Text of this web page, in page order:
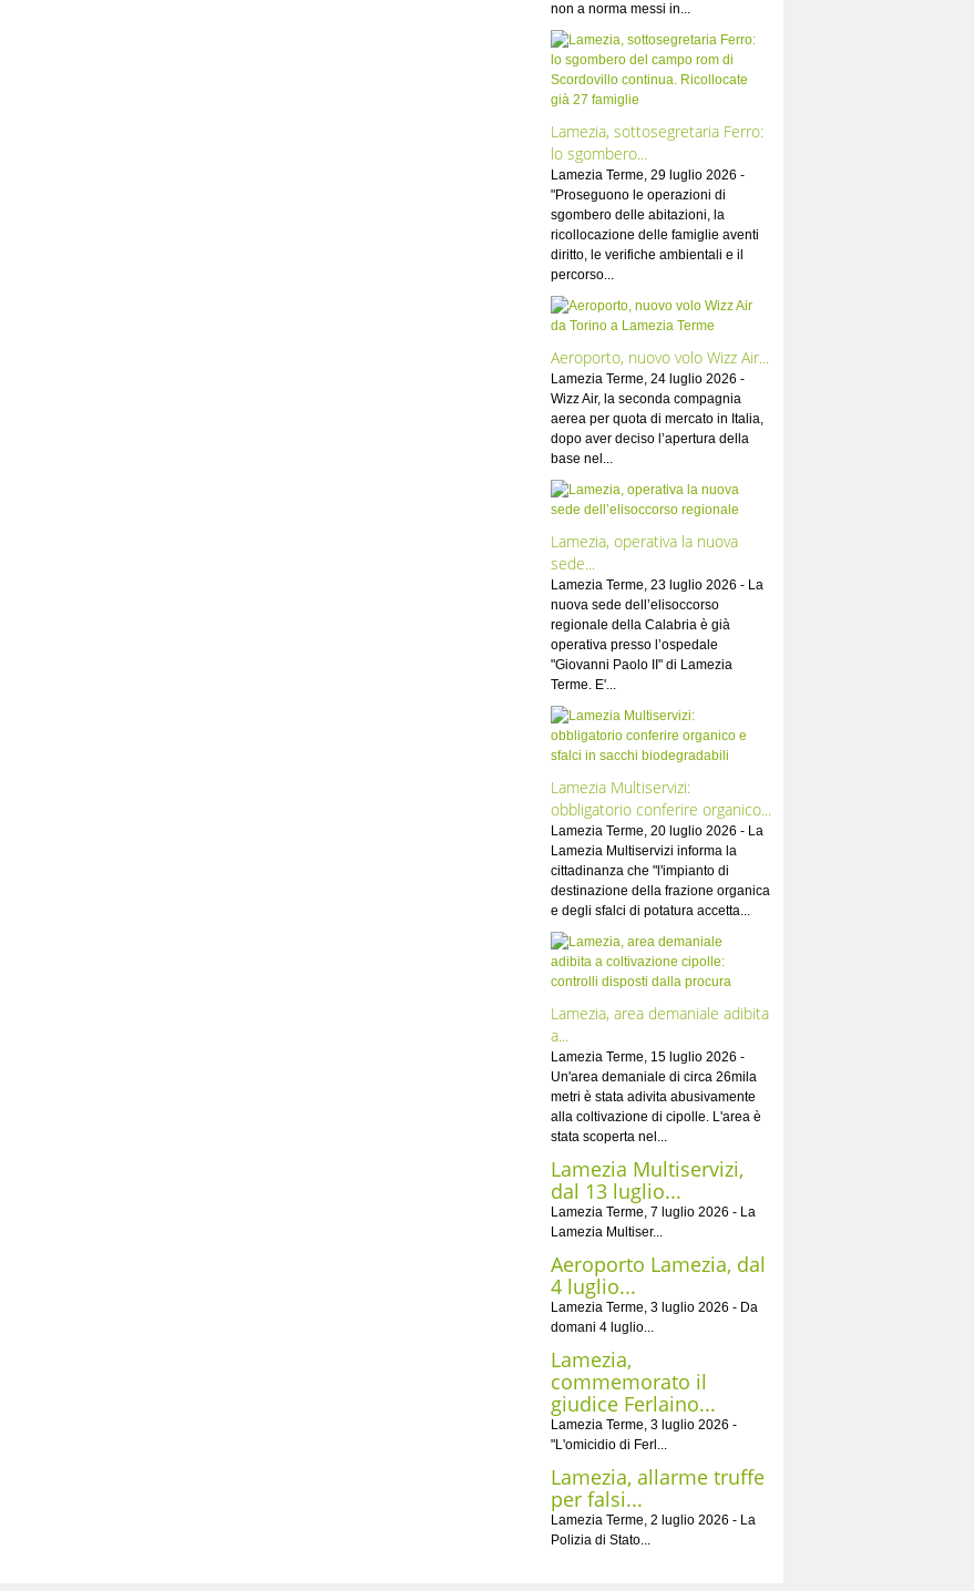
non a norma messi in...
Lamezia, sottosegretaria Ferro:
lo sgombero...
Lamezia Terme, 29 luglio 2026 -
"Proseguono le operazioni di
sgombero delle abitazioni, la
ricollocazione delle famiglie aventi
diritto, le verifiche ambientali e il
percorso...
Aeroporto, nuovo volo Wizz Air...
Lamezia Terme, 24 luglio 2026 -
Wizz Air, la seconda compagnia
aerea per quota di mercato in Italia,
dopo aver deciso l’apertura della
base nel...
Lamezia, operativa la nuova
sede...
Lamezia Terme, 23 luglio 2026 - La
nuova sede dell’elisoccorso
regionale della Calabria è già
operativa presso l’ospedale
"Giovanni Paolo II" di Lamezia
Terme. E'...
Lamezia Multiservizi:
obbligatorio conferire organico...
Lamezia Terme, 20 luglio 2026 - La
Lamezia Multiservizi informa la
cittadinanza che "l'impianto di
destinazione della frazione organica
e degli sfalci di potatura accetta...
Lamezia, area demaniale adibita
a...
Lamezia Terme, 15 luglio 2026 -
Un'area demaniale di circa 26mila
metri è stata adivita abusivamente
alla coltivazione di cipolle. L'area è
stata scoperta nel...
Lamezia Multiservizi,
dal 13 luglio...
Lamezia Terme, 7 luglio 2026 - La
Lamezia Multiser...
Aeroporto Lamezia, dal
4 luglio...
Lamezia Terme, 3 luglio 2026 - Da
domani 4 luglio...
Lamezia,
commemorato il
giudice Ferlaino...
Lamezia Terme, 3 luglio 2026 -
"L'omicidio di Ferl...
Lamezia, allarme truffe
per falsi...
Lamezia Terme, 2 luglio 2026 - La
Polizia di Stato...